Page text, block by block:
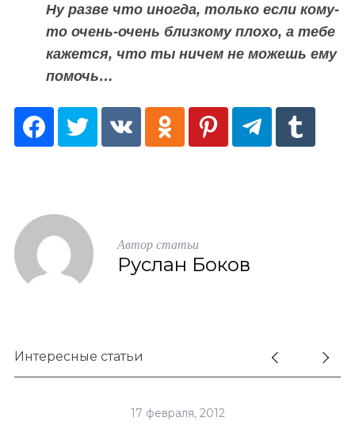
Ну разве что иногда, только если кому-
то очень-очень близкому плохо, а тебе
кажется, что ты ничем не можешь ему
помочь…
Автор статьи
Руслан Боков
Интересные статьи
17 февраля, 2012